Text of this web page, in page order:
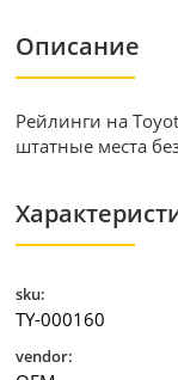
Описание
Рейлинги на
штатные места
sku:
TY-000160
vendor: